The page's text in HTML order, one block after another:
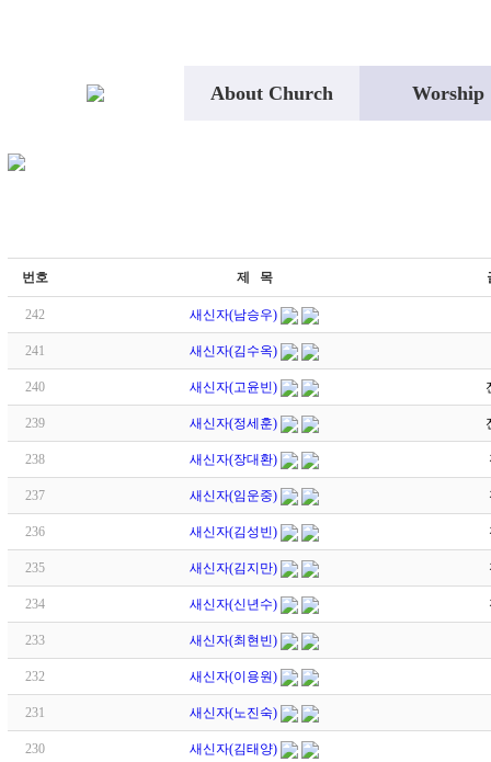
About Church Worship
번호 제 목
242 새신자(남승우)
241 새신자(김수옥)
240 새신자(고윤빈)
239 새신자(정세훈)
238 새신자(장대환)
237 새신자(임운중)
236 새신자(김성빈)
235 새신자(김지만)
234 새신자(신년수)
233 새신자(최현빈)
232 새신자(이용원)
231 새신자(노진숙)
230 새신자(김태양)